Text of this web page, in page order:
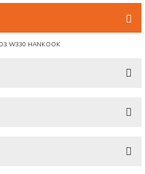
W330 HANKOOK